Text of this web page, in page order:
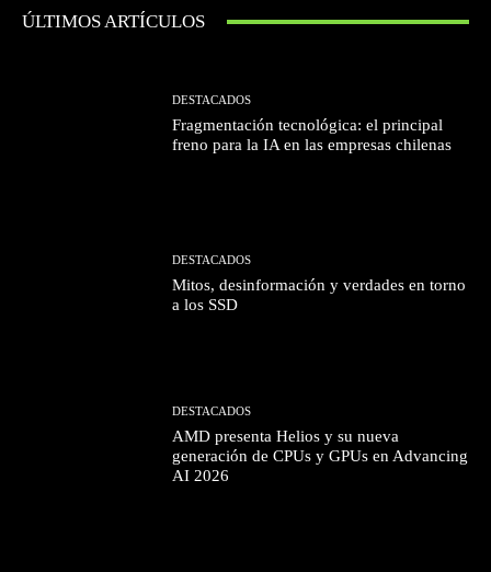
ÚLTIMOS ARTÍCULOS
DESTACADOS
Fragmentación tecnológica: el principal
freno para la IA en las empresas chilenas
DESTACADOS
Mitos, desinformación y verdades en torno
a los SSD
DESTACADOS
AMD presenta Helios y su nueva
generación de CPUs y GPUs en Advancing
AI 2026